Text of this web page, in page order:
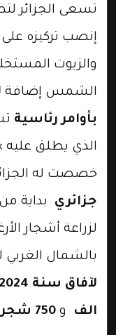
تسعى الجزائر
إنصب تركيزه
والزيوت
الشمس إضافة
بأوامر رئاسية
الذي يطلق عليه
خصصت له
جزائري بداية
لزراعة أشجار
بالشمال
لآفاق سنة 2024
الف و 750 شجرة ارغان